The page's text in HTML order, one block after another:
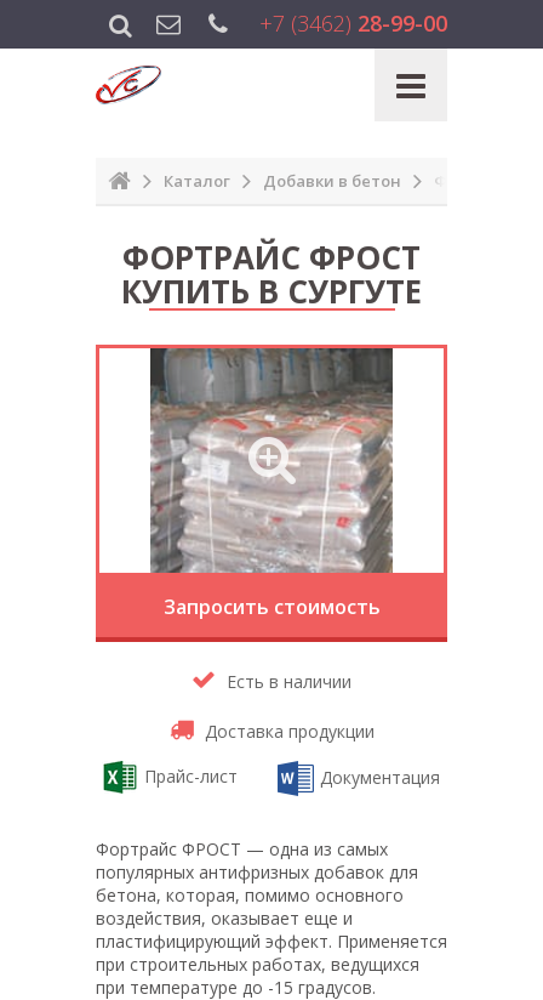
+7 (3462) 28-99-00
Каталог Добавки в бетон Фортрайс
ФОРТРАЙС ФРОСТ
КУПИТЬ В СУРГУТЕ
Запросить стоимость
Есть в наличии
Доставка продукции
Прайс-лист
Документация
Фортрайс ФРОСТ — одна из самых
популярных антифризных добавок для
бетона, которая, помимо основного
воздействия, оказывает еще и
пластифицирующий эффект. Применяется
при строительных работах, ведущихся
при температуре до -15 градусов.